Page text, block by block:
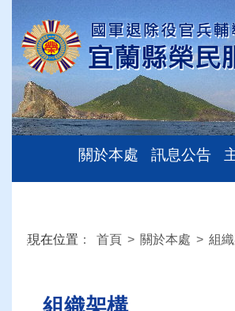
關於本處 訊息公告
:::
現在位置 ： 首頁 > 關於本處 > 組
組織架構